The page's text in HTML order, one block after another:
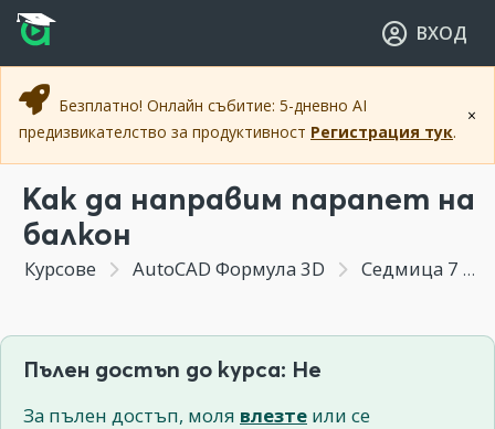
Прескочи към основното съдържание
Прескочи към навигацията
ВХОД
×
Безплатно! Онлайн събитие: 5-дневно AI
предизвикателство за продуктивност Регистрация тук.
Как да направим парапет на
балкон
Курсове AutoCAD Формула 3D Седмица 7 - Комбиниране на различни команди в практически пример
Пълен достъп до курса: Не
За пълен достъп, моля влезте или се